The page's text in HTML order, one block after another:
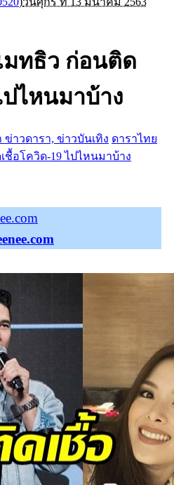
มทธิว ก่อนติด
ปไหนมาบ้าง
ข่าวดารา, ข่าวบันเทิง ดาราไทย
อโควิด-19 ไปไหนมาบ้าง